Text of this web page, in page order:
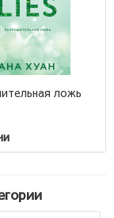
ложь